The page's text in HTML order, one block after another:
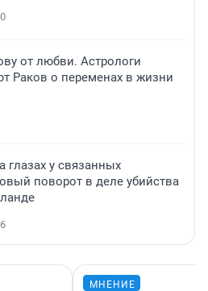
от любви. Астрологи
Раков о переменах в жизни
глазах у связанных
поворот в деле убийства
МНЕНИЕ